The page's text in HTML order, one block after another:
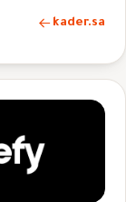
kader.sa